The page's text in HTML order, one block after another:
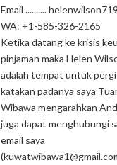
Email ..........
WA: +1-585-326-2165
Ketika datang ke krisis
pinjaman maka Helen
adalah tempat untuk
katakan padanya saya
Wibawa mengarahkan
juga dapat menghubungi
email saya